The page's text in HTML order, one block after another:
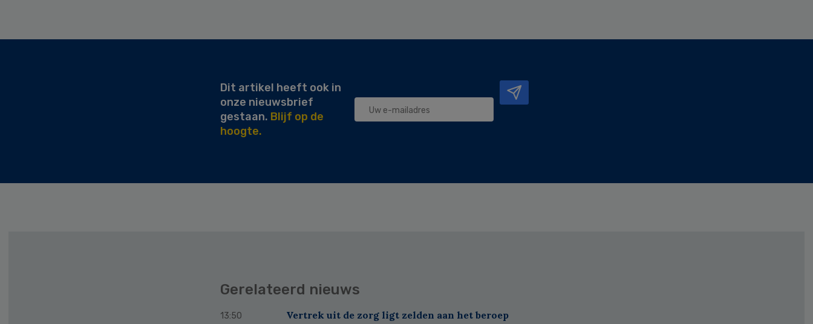
Dit artikel heeft ook in
onze nieuwsbrief
gestaan. Blijf op de
hoogte.
Gerelateerd nieuws
13:50 Vertrek uit de zorg ligt zelden aan het beroep